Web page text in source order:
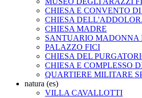
CHIESA E CONVENTO
CHIESA
CHIESA MADRE
SANTUARIO MADONNA
PALAZZO FICI
CHIESA DEL
CHIESA E COMPLESSO
QUARTIERE MILITARE
natura (es)
VILLA CAVALLOTTI